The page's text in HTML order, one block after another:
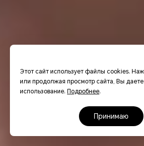
Этот сайт использует файлы cookies.
или продолжая просмотр сайта, Вы даете
использование. Подробнее.
принимаю